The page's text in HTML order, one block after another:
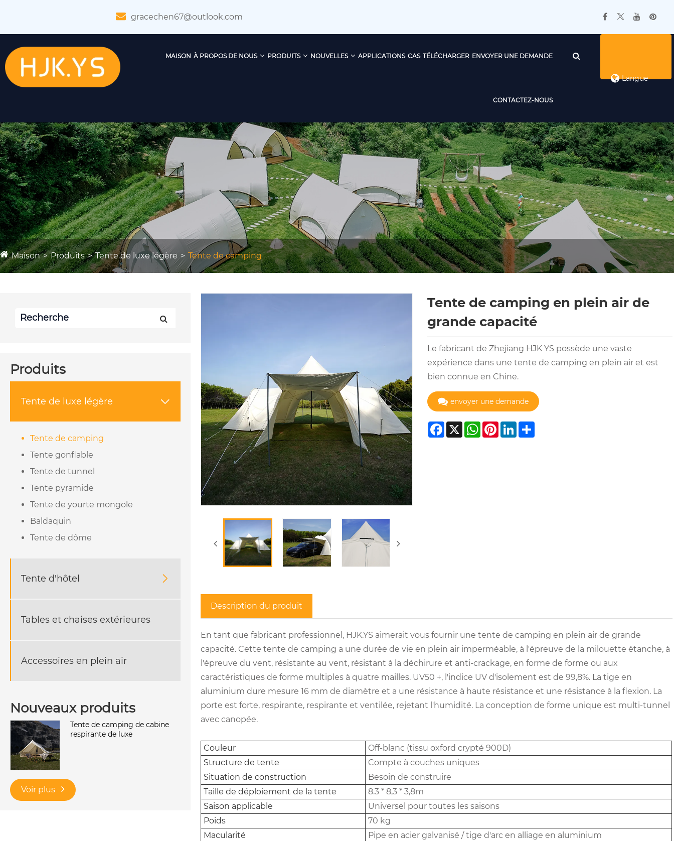
gracechen67@outlook.com
MAISON À PROPOS DE NOUS PRODUITS NOUVELLES APPLICATIONS CAS TÉLÉCHARGER ENVOYER UNE DEMANDE
CONTACTEZ-NOUS
Langue
Maison Produits Tente de luxe légère Tente de camping
Produits
Tente de luxe légère 
Tente de camping
Tente gonflable
Tente de tunnel
Tente pyramide
Tente de yourte mongole
Baldaquin
Tente de dôme
Tente d'hôtel 
Tables et chaises extérieures
Accessoires en plein air
Nouveaux produits
Tente de camping de cabine
respirante de luxe
Voir plus
Tente de camping en plein air de
grande capacité
Le fabricant de Zhejiang HJK YS possède une vaste
expérience dans une tente de camping en plein air et est
bien connue en Chine.
envoyer une demande
Facebook
X WhatsApp
Pinterest
LinkedIn
Share
Description du produit
En tant que fabricant professionnel, HJK.YS aimerait vous fournir une tente de camping en plein air de grande
capacité. Cette tente de camping a une durée de vie en plein air imperméable, à l'épreuve de la milouette étanche, à
l'épreuve du vent, résistante au vent, résistant à la déchirure et anti-crackage, en forme de forme ou aux
caractéristiques de forme multiples à quatre mailles. UV50 +, l'indice UV d'isolement est de 99,8%. La tige en
aluminium dure mesure 16 mm de diamètre et a une résistance à haute résistance et une résistance à la flexion. La
porte est forte, respirante, respirante et ventilée, rejetant l'humidité. La conception de forme unique est multi-tunnel
avec canopée.
Couleur
Off-blanc (tissu oxford crypté 900D)
Structure de tente
Compte à couches uniques
Situation de construction
Besoin de construire
Taille de déploiement de la tente
8.3 * 8,3 * 3,8m
Saison applicable
Universel pour toutes les saisons
Poids
70 kg
Macularité
Pipe en acier galvanisé / tige d'arc en alliage en aluminium